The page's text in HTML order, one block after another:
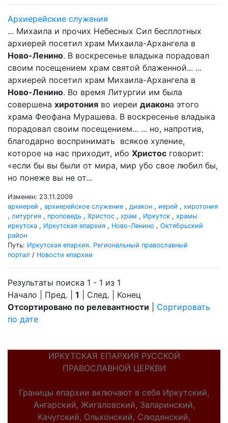
Архиерейские служения
... Михаила и прочих Небесных Сил бесплотных
архиерей посетил храм Михаила-Архангела в
Ново-Ленино. В воскресенье владыка порадовал
своим посещением храм святой блаженной... ...
архиерей посетил храм Михаила-Архангела в
Ново-Ленино. Во время Литургии им была
совершена хиротония во иереи диакона этого
храма Феофана Мурашева. В воскресенье владыка
порадовал своим посещением... ... но, напротив,
благодарно воспринимать всякое хуление,
которое на нас приходит, ибо Христос говорит:
«если бы вы были от мира, мир убо свое любил бы,
но понеже вы не от...
Изменен: 23.11.2009
архиерей , архиерейское служение , диакон , иерей , хиротония
, литургия , проповедь , Христос , храм , Иркутск , храмы
иркутска , Иркутская епархия , Ново-Ленино , Октябрьский
район
Путь: Иркутская епархия. Региональный православный
портал / Новости епархии
Результаты поиска 1 - 1 из 1
Начало | Пред. | 1 | След. | Конец
Отсортировано по релевантности
Сортировать
по дате
ИРКУТСКАЯ ЕПАРХИЯ РУССКОЙ
ПРАВОСЛАВНОЙ ЦЕРКВИ
Границы епархии включают в себя Иркутский,
Ангарский, Жигаловский, Заларинский,
Качугский, Ольхонский, Слюдянский,